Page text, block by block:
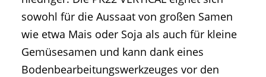
sowohl für die Aussaat von großen Samen
wie etwa Mais oder Soja als auch für kleine
Gemüsesamen und kann dank eines
Bodenbearbeitungswerkzeuges vor den